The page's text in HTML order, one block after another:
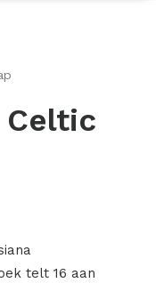
Celtic
telt 16 aan